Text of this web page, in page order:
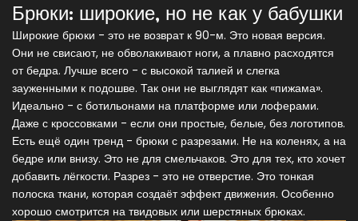
Брюки: широкие, но не как у бабушки
Широкие брюки - это не возврат к 90-м. Это новая версия.
Они не свисают, не обволакивают ноги, а плавно расходятся
от бедра. Лучше всего - с высокой талией и слегка
зауженными к подошве. Так они не выглядят как «пижама».
Идеально - с ботильонами на платформе или лоферами.
Даже с кроссовками - если они простые, белые, без логотипов.
Есть ещё один тренд - брюки с разрезами. Не на коленях, а на
бедре или внизу. Это не для смельчаков. Это для тех, кто хочет
добавить лёгкости. Разрез - это не отверстие. Это тонкая
полоска ткани, которая создаёт эффект движения. Особенно
хорошо смотрится на твидовых или шерстяных брюках.